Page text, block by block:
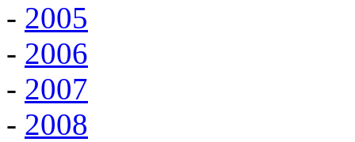
- 2005
- 2006
- 2007
- 2008